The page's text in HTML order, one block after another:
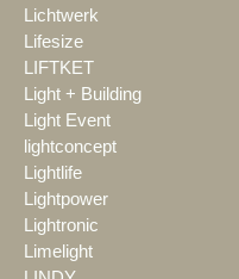
Lichtwerk
Lifesize
LIFTKET
Light + Building
Light Event
lightconcept
Lightlife
Lightpower
Lightronic
Limelight